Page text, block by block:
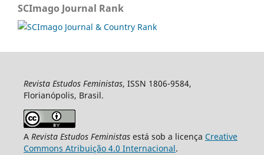
SCImago Journal Rank
Revista Estudos Feministas, ISSN 1806-9584,
Florianópolis, Brasil.
A Revista Estudos Feministasestá sob a licença Creative
Commons Atribuição 4.0 Internacional.